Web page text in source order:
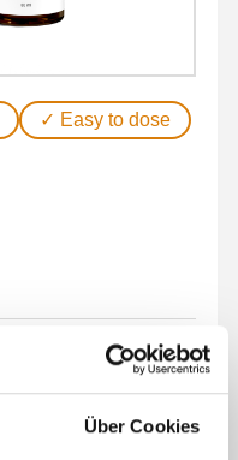
Über Cookies
✓ Easy to dose